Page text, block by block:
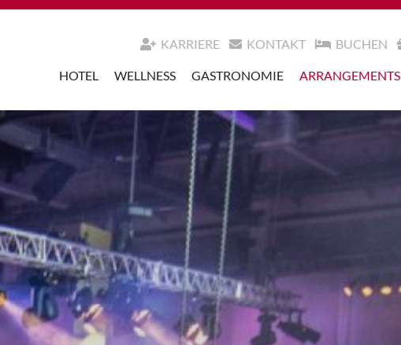
KARRIERE KONTAKT BUCHEN
HOTEL WELLNESS GASTRONOMIE ARRANGEMENTS